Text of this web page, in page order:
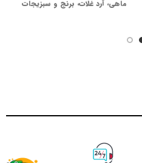
ماهی، آرد غلات، برنج و سبزیجات
پوسیدگی و آسیب های مفصلی
از مواد غضروف ساز و سولفات
کندروئتین است. از این رو براي